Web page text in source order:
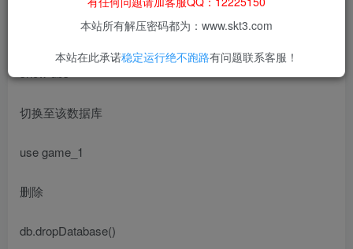
显示数据库列表
切换至该数据库
use game_1
删除
db.dropDatabase()
本站所有解压密码都为：www.skt3.com
本站在此承诺稳定运行绝不跑路有问题联系客服！